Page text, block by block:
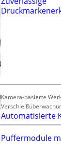
Kamera-basierte
Automatisierte
Puffermodule